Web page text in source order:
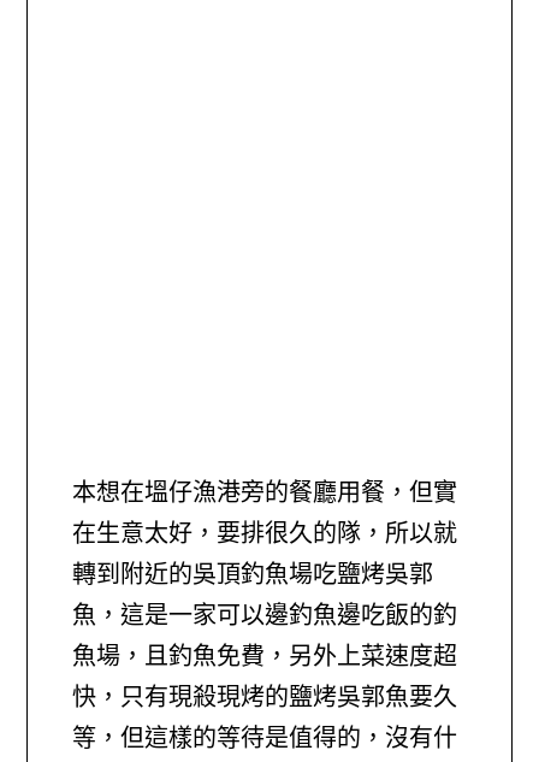
本想在塭仔漁港旁的餐廳用餐，但實
在生意太好，要排很久的隊，所以就
轉到附近的吳頂釣魚場吃鹽烤吳郭
魚，這是一家可以邊釣魚邊吃飯的釣
魚場，且釣魚免費，另外上菜速度超
快，只有現殺現烤的鹽烤吳郭魚要久
等，但這樣的等待是值得的，沒有什